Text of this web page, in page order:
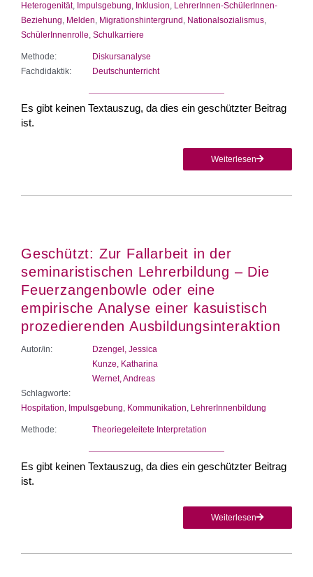
Heterogenität, Impulsgebung Inklusion LehrerInnen-SchülerInnen-
Beziehung Melden Migrationshintergrund Nationalsozialismus
SchülerInnenrolle Schulkarriere
Methode:
Diskursanalyse
Fachdidaktik:
Deutschunterricht
Es gibt keinen Textauszug, da dies ein geschützter Beitrag
ist.
Weiterlesen
Geschützt: Zur Fallarbeit in der
seminaristischen Lehrerbildung – Die
Feuerzangenbowle oder eine
empirische Analyse einer kasuistisch
prozedierenden Ausbildungsinteraktion
Autor/in:
Dzengel, Jessica
Kunze, Katharina
Wernet, Andreas
Schlagworte:
Hospitation Impulsgebung Kommunikation LehrerInnenbildung
Methode: Theoriegeleitete Interpretation
Es gibt keinen Textauszug, da dies ein geschützter Beitrag
ist.
Weiterlesen